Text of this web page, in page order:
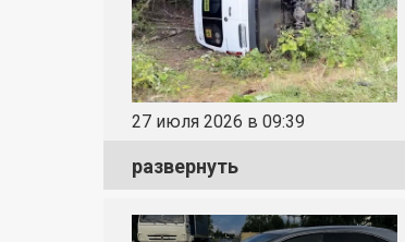
27 июля 2026 в 09:39
развернуть